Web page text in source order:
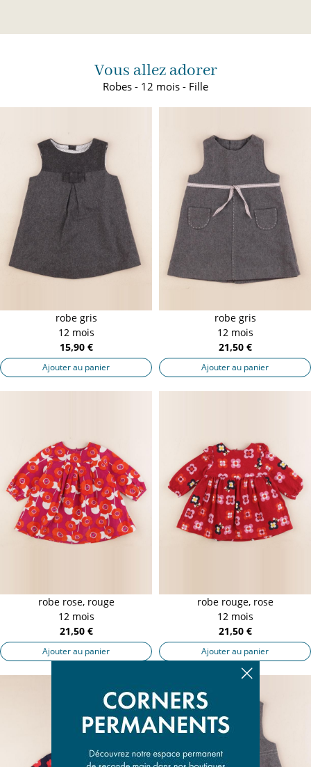
Vous allez adorer
Robes - 12 mois - Fille
robe gris
12 mois
15,90 €
Ajouter au panier
robe gris
12 mois
21,50 €
Ajouter au panier
robe rose, rouge
12 mois
21,50 €
Ajouter au panier
robe rouge, rose
12 mois
21,50 €
Ajouter au panier